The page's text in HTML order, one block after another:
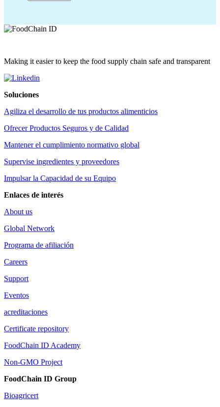
Making it easier to keep the food supply chain safe and transparent
Soluciones
Agiliza el desarrollo de tus productos alimenticios
Ofrecer Productos Seguros y de Calidad
Mantener el cumplimiento normativo global
Supervise ingredientes y proveedores
Impulsar la Capacidad de su Equipo
Enlaces de interés
About us
Global Network
Programa de afiliación
Careers
Support
Eventos
acreditaciones
Certificate repository
FoodChain ID Academy
Non-GMO Project
FoodChain ID Group
Bioagricert